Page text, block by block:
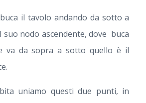
il tavolo andando da sotto a
suo nodo ascendente, dove buca
va da sopra a sotto quello è il
uniamo questi due punti, in